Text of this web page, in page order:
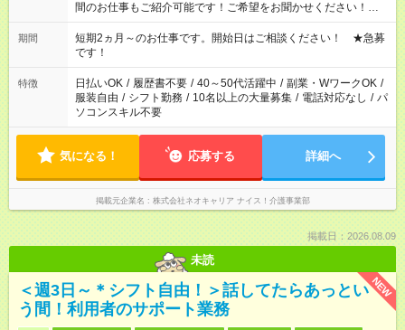
間のお仕事もご紹介可能です！ご希望をお聞かせください！★家
庭の都合でお休みが必要な場合も遠慮なくご相談ください。 ※
週最低15時間以上の勤務が必要です
期間
短期2ヵ月～のお仕事です。開始日はご相談ください！ ★急募
です！
特徴 日払いOK / 履歴書不要 / 40～50代活躍中 / 副業・WワークOK /
服装自由 / シフト勤務 / 10名以上の大量募集 / 電話対応なし / パ
ソコンスキル不要
気になる！ 応募する 詳細へ
掲載元企業名 株式会社ネオキャリア ナイス！介護事業部
掲載日：2026.08.09
未読
NEW
＜週3日～＊シフト自由！＞話してたらあっとい
う間！利用者のサポート業務